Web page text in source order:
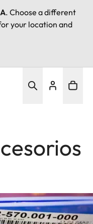
. Choose a different
your location and